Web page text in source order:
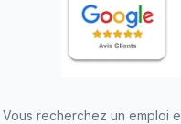
nuit
Vous recherchez un emploi